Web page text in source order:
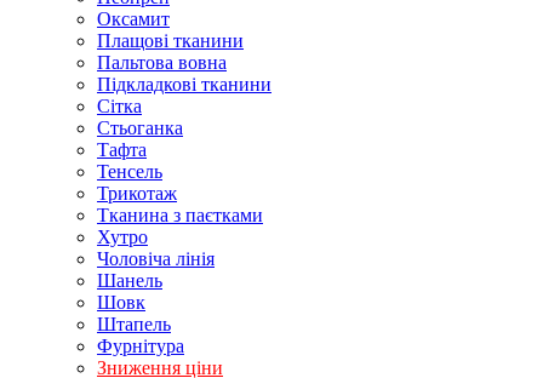
Оксамит
Плащові тканини
Пальтова вовна
Підкладкові тканини
Сітка
Стьоганка
Тафта
Тенсель
Трикотаж
Тканина з паєтками
Хутро
Чоловіча лінія
Шанель
Шовк
Штапель
Фурнітура
Зниження ціни